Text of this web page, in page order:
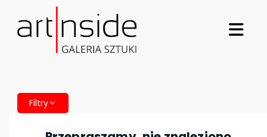
Filtry